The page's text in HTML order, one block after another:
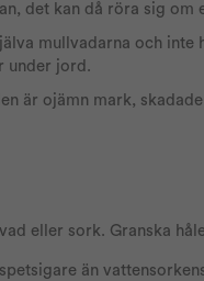
det kan då röra sig om
mullvadarna och
under jord.
är ojämn mark,
eller sork. Granska
än